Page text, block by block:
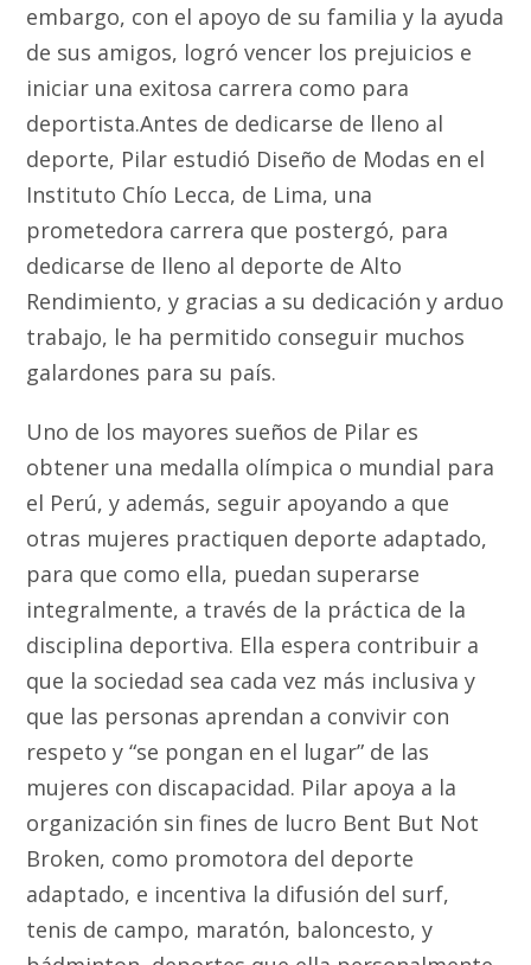
embargo, con el apoyo de su familia y la ayuda
de sus amigos, logró vencer los prejuicios e
iniciar una exitosa carrera como para
deportista.Antes de dedicarse de lleno al
deporte, Pilar estudió Diseño de Modas en el
Instituto Chío Lecca, de Lima, una
prometedora carrera que postergó, para
dedicarse de lleno al deporte de Alto
Rendimiento, y gracias a su dedicación y arduo
trabajo, le ha permitido conseguir muchos
galardones para su país.
Uno de los mayores sueños de Pilar es
obtener una medalla olímpica o mundial para
el Perú, y además, seguir apoyando a que
otras mujeres practiquen deporte adaptado,
para que como ella, puedan superarse
integralmente, a través de la práctica de la
disciplina deportiva. Ella espera contribuir a
que la sociedad sea cada vez más inclusiva y
que las personas aprendan a convivir con
respeto y “se pongan en el lugar” de las
mujeres con discapacidad. Pilar apoya a la
organización sin fines de lucro Bent But Not
Broken, como promotora del deporte
adaptado, e incentiva la difusión del surf,
tenis de campo, maratón, baloncesto, y